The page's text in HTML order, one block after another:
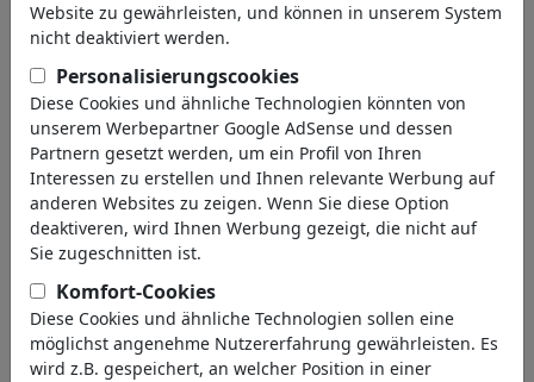
Website zu gewährleisten, und können in unserem System
nicht deaktiviert werden.
Personalisierungscookies
Diese Cookies und ähnliche Technologien könnten von
unserem Werbepartner Google AdSense und dessen
Partnern gesetzt werden, um ein Profil von Ihren
Interessen zu erstellen und Ihnen relevante Werbung auf
anderen Websites zu zeigen. Wenn Sie diese Option
deaktiveren, wird Ihnen Werbung gezeigt, die nicht auf
Sie zugeschnitten ist.
Komfort-Cookies
Diese Cookies und ähnliche Technologien sollen eine
möglichst angenehme Nutzererfahrung gewährleisten. Es
wird z.B. gespeichert, an welcher Position in einer